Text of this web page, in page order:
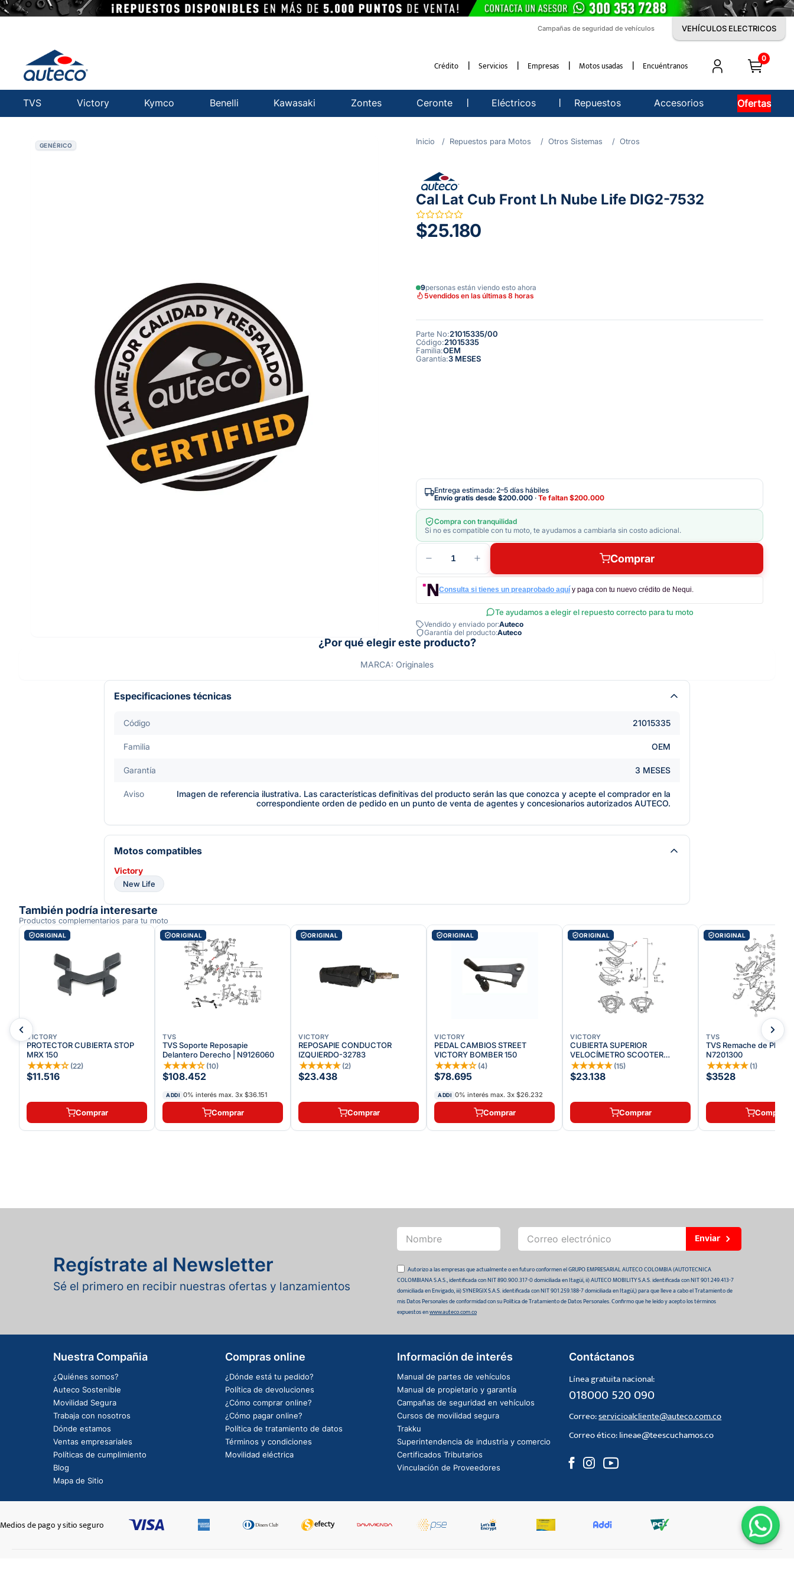
Campañas de seguridad de vehículos VEHÍCULOS ELECTRICOS
Crédito Servicios Empresas Motos usadas Encuéntranos
0
TVS Victory Kymco Benelli Kawasaki Zontes Ceronte Eléctricos Repuestos Accesorios Ofertas
GENÉRICO Repuestos para Motos Otros Sistemas Otros
Cal Lat Cub Front Lh Nube Life DIG2-7532
$25.180
9personas están viendo esto ahora
5vendidos en las últimas 8 horas
Parte No:21015335/00
Código:21015335
Familia:OEM
Garantía:3 MESES
Entrega estimada: 2–5 días hábiles
Envío gratis desde $200.000 · Te faltan $200.000
Compra con tranquilidad
Si no es compatible con tu moto, te ayudamos a cambiarla sin costo adicional.
1 Comprar
Consulta si tienes un preaprobado aquí y paga con tu nuevo crédito de Nequi.
Te ayudamos a elegir el repuesto correcto para tu moto
Vendido y enviado por:Auteco
Garantía del producto:Auteco
¿Por qué elegir este producto?
MARCA: Originales
Especificaciones técnicas
Código 21015335
Familia OEM
Garantía 3 MESES
Aviso
Imagen de referencia ilustrativa. Las características definitivas del producto serán las que conozca y acepte el comprador en la
correspondiente orden de pedido en un punto de venta de agentes y concesionarios autorizados AUTECO.
Motos compatibles
Victory
New Life
También podría interesarte
Productos complementarios para tu moto
ORIGINAL
VICTORY
PROTECTOR CUBIERTA STOP
MRX 150
★★★★☆ (22)
$11.516
Comprar
ORIGINAL
TVS
TVS Soporte Reposapie
Delantero Derecho | N9126060
★★★★☆ (10)
$108.452
ADDI 0% interés max. 3x $36.151
Comprar
ORIGINAL
VICTORY
REPOSAPIE CONDUCTOR
IZQUIERDO-32783
★★★★★ (2)
$23.438
Comprar
ORIGINAL
VICTORY
PEDAL CAMBIOS STREET
VICTORY BOMBER 150
★★★★☆ (4)
$78.695
ADDI 0% interés max. 3x $26.232
Comprar
ORIGINAL
VICTORY
CUBIERTA SUPERIOR
VELOCÍMETRO SCOOTER
VICTORY LIFE
★★★★★ (15)
$23.138
Comprar
ORIGINAL
TVS
TVS Remache de
N7201300
★★★★★ (1)
$3528
Comprar
Regístrate al Newsletter
Sé el primero en recibir nuestras ofertas y lanzamientos
Enviar
Autorizo a las empresas que actualmente o en futuro conformen el GRUPO EMPRESARIAL AUTECO COLOMBIA (AUTOTECNICA
COLOMBIANA S.A.S., identificada con NIT 890.900.317-0 domiciliada en Itagüí, ii) AUTECO MOBILITY S.A.S. identificada con NIT 901.249.413-7
domiciliada en Envigado, iii) SYNERGIX S.A.S. identificada con NIT 901.259.188-7 domiciliada en Itagüí,) para que lleve a cabo el Tratamiento de
mis Datos Personales de conformidad con su Política de Tratamiento de Datos Personales. Confirmo que he leído y acepto los términos
expuestos enwww.auteco.com.co
Nuestra Compañia
¿Quiénes somos?
Auteco Sostenible
Movilidad Segura
Trabaja con nosotros
Dónde estamos
Ventas empresariales
Políticas de cumplimiento
Blog
Mapa de Sitio
Compras online
¿Dónde está tu pedido?
Política de devoluciones
¿Cómo comprar online?
¿Cómo pagar online?
Política de tratamiento de datos
Términos y condiciones
Movilidad eléctrica
Información de interés
Manual de partes de vehículos
Manual de propietario y garantía
Campañas de seguridad en vehículos
Cursos de movilidad segura
Trakku
Superintendencia de industria y comercio
Certificados Tributarios
Vinculación de Proveedores
Contáctanos
Línea gratuita nacional:
018000 520 090
Correo:servicioalcliente@auteco.com.co
Correo ético:lineae@teescuchamos.co
Medios de pago y sitio seguro